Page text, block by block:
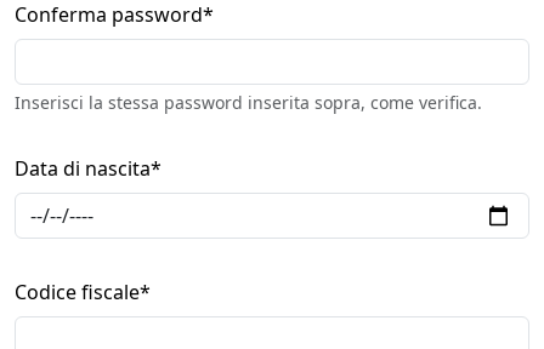
Conferma password*
Inserisci la stessa password inserita sopra, come verifica.
Data di nascita*
Codice fiscale*